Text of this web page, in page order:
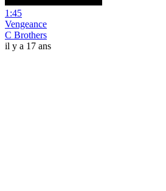
1:45
Vengeance
C Brothers
il y a 17 ans